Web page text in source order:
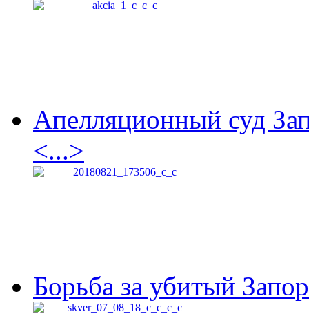
Апелляционный суд
<...>
Борьба за убитый